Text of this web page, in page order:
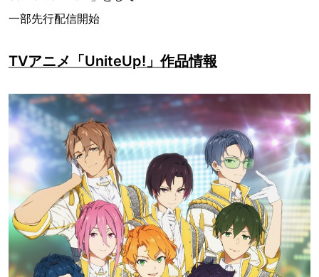
一部先行配信開始
TVアニメ「UniteUp!」作品情報